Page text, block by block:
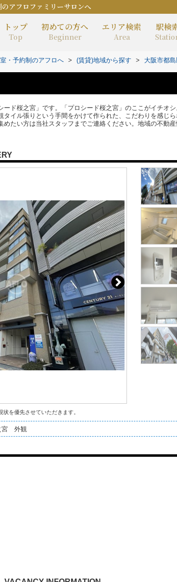
アフロファミリーサロンへ
トップ
Top
初めての方へ
Beginner
エリア検索
Area
駅検
・予約制のアフロへ > (賃貸)地域から探す > 大阪市都
ード桜之宮」です。「プロシード桜之宮」のここがイチオ
タイル張りという手間をかけて作られた、こだわりを感じ
たい方は当社スタッフまでご連絡ください。地域の不動産
を優先させていただきます。
宮 外観